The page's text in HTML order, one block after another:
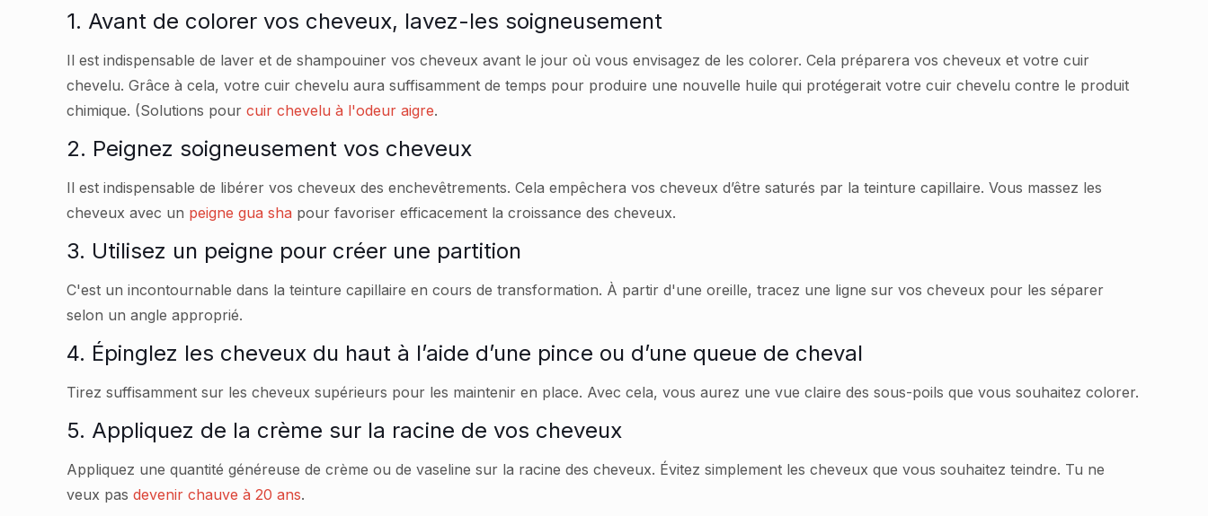
1. Avant de colorer vos cheveux, lavez-les soigneusement
Il est indispensable de laver et de shampouiner vos cheveux avant le jour où vous envisagez de les colorer. Cela préparera vos cheveux et votre cuir
chevelu. Grâce à cela, votre cuir chevelu aura suffisamment de temps pour produire une nouvelle huile qui protégerait votre cuir chevelu contre le produit
chimique. (Solutions pourcuir chevelu à l'odeur aigre.
2. Peignez soigneusement vos cheveux
Il est indispensable de libérer vos cheveux des enchevêtrements. Cela empêchera vos cheveux d’être saturés par la teinture capillaire. Vous massez les
cheveux avec un peigne gua sha pour favoriser efficacement la croissance des cheveux.
3. Utilisez un peigne pour créer une partition
C'est un incontournable dans la teinture capillaire en cours de transformation. À partir d'une oreille, tracez une ligne sur vos cheveux pour les séparer
selon un angle approprié.
4. Épinglez les cheveux du haut à l’aide d’une pince ou d’une queue de cheval
Tirez suffisamment sur les cheveux supérieurs pour les maintenir en place. Avec cela, vous aurez une vue claire des sous-poils que vous souhaitez colorer.
5. Appliquez de la crème sur la racine de vos cheveux
Appliquez une quantité généreuse de crème ou de vaseline sur la racine des cheveux. Évitez simplement les cheveux que vous souhaitez teindre. Tu ne
veux pasdevenir chauve à 20 ans.